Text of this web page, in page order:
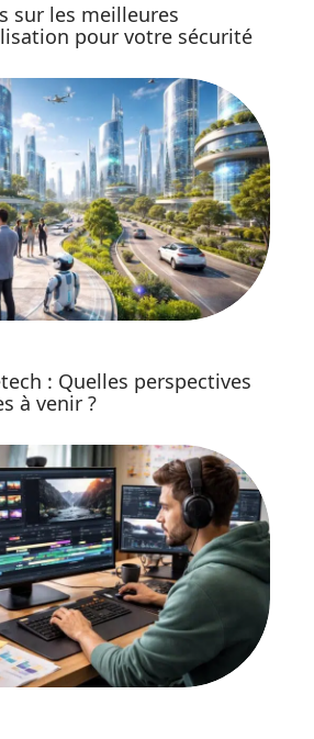
sur les meilleures
pour votre sécurité
: Quelles perspectives
à venir ?